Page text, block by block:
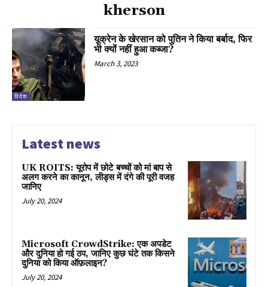
kherson
विदेश
यूक्रेन के खेरसान को पुतिन ने किया बर्बाद, फिर
भी क्यों नहीं हुआ कब्जा?
March 3, 2023
Latest news
UK ROITS: यूरोप में छोटे बच्चों को मां बाप से
अलग करने का कानून, लीड्स में दंगे की पूरी वजह
जानिए
July 20, 2024
Microsoft CrowdStrike: एक अपडेट
और दुनिया हो गई ठप, जानिए कुछ घंटे तक किसने
दुनिया को किया ऑफ़लाइन?
July 20, 2024